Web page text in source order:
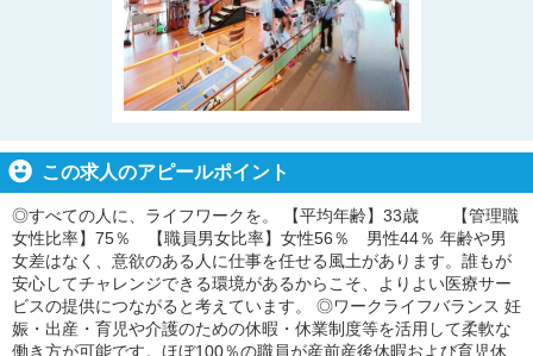
この求人のアピールポイント
◎すべての人に、ライフワークを。 【平均年齢】33歳 【管理職
女性比率】75％ 【職員男女比率】女性56％ 男性44％ 年齢や男
女差はなく、意欲のある人に仕事を任せる風土があります。誰もが
安心してチャレンジできる環境があるからこそ、よりよい医療サー
ビスの提供につながると考えています。 ◎ワークライフバランス 妊
娠・出産・育児や介護のための休暇・休業制度等を活用して柔軟な
働き方が可能です。ほぼ100％の職員が産前産後休暇および育児休